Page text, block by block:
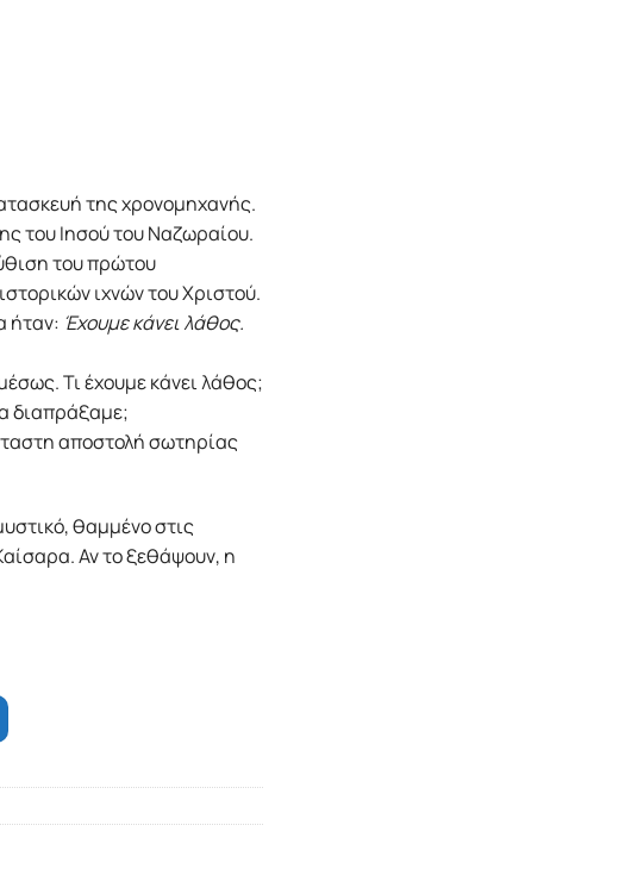
της χρονομηχανής.
του Ιησού του Ναζωραίου.
του πρώτου
ιχνών του Χριστού.
ήταν: Έχουμε κάνει λάθος.
Τι έχουμε κάνει λάθος;
διαπράξαμε;
αποστολή σωτηρίας
θαμμένο στις
Αν το ξεθάψουν, η